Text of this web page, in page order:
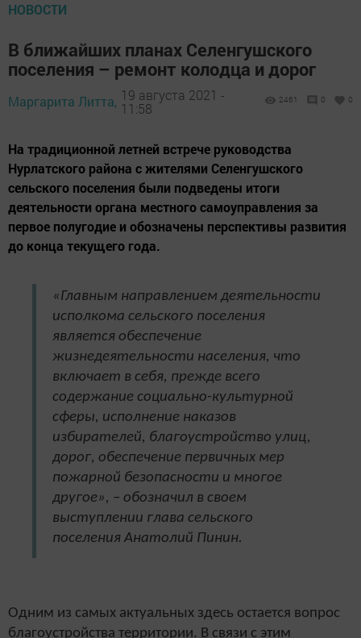
НОВОСТИ
В ближайших планах Селенгушского
поселения – ремонт колодца и дорог
Маргарита Литта, 19 августа 2021 -
11:58
2461 0 0
На традиционной летней встрече руководства
Нурлатского района с жителями Селенгушского
сельского поселения были подведены итоги
деятельности органа местного самоуправления за
первое полугодие и обозначены перспективы развития
до конца текущего года.
«Главным направлением деятельности
исполкома сельского поселения
является обеспечение
жизнедеятельности населения, что
включает в себя, прежде всего
содержание социально-культурной
сферы, исполнение наказов
избирателей, благоустройство улиц,
дорог, обеспечение первичных мер
пожарной безопасности и многое
другое», – обозначил в своем
выступлении глава сельского
поселения Анатолий Пинин.
Одним из самых актуальных здесь остается вопрос
благоустройства территории. В связи с этим